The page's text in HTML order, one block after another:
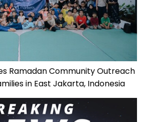
Ramadan Community Outreach
in East Jakarta, Indonesia